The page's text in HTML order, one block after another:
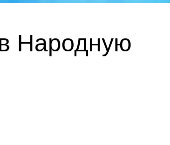
Народную